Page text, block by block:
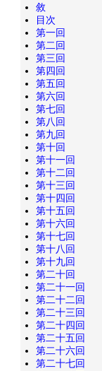
敘
目次
第一回
第二回
第三回
第四回
第五回
第六回
第七回
第八回
第九回
第十回
第十一回
第十二回
第十三回
第十四回
第十五回
第十六回
第十七回
第十八回
第十九回
第二十回
第二十一回
第二十二回
第二十三回
第二十四回
第二十五回
第二十六回
第二十七回